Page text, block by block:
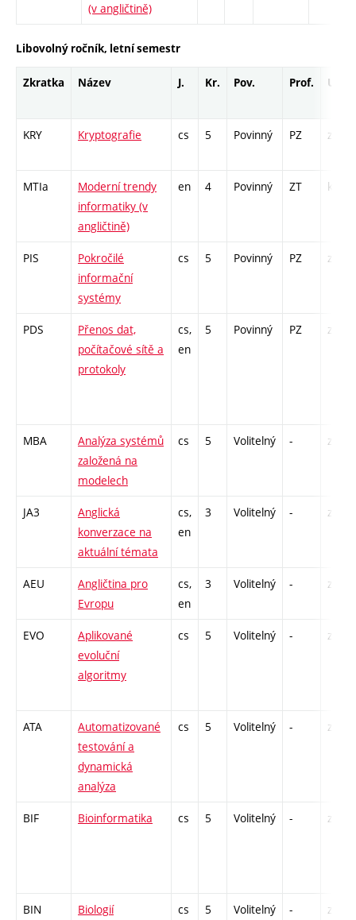
(v angličtině)
Libovolný ročník, letní semestr
Zkratka Název J. Kr. Pov. Prof. Uk.
KRY Kryptografie cs 5 Povinný PZ zá,zk
MTIa
Moderní trendy
informatiky (v
angličtině)
en 4 Povinný ZT kl
PIS
Pokročilé
informační
systémy
cs 5 Povinný PZ zá,zk
PDS
Přenos dat,
počítačové sítě a
protokoly
cs,
en
5 Povinný PZ zk
MBA
Analýza systémů
založená na
modelech
cs 5 Volitelný - zk
JA3
Anglická
konverzace na
aktuální témata
cs,
en
3 Volitelný - zá,zk
AEU
Angličtina pro
Evropu
cs,
en
3 Volitelný - zá,zk
EVO
Aplikované
evoluční
algoritmy
cs 5 Volitelný - zk
ATA
Automatizované
testování a
dynamická
analýza
cs 5 Volitelný - zk
BIF Bioinformatika cs 5 Volitelný - zk
BIN
Biologií
cs 5 Volitelný - zk